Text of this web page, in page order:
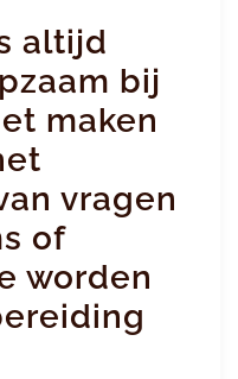
altijd
bij
maken
vragen
of
worden